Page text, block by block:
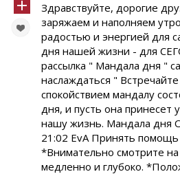
Здравствуйте, дорогие
заряжаем и наполняем
радостью и энергией для
дня нашей жизни - для
рассылка " Мандала дня "
наслаждаться "
спокойствием мандалу
дня, и пусть она принесет
нашу жизнь. Мандала дня
21:02 EvA Принять
*Внимательно смотрите
медленно и глубоко.